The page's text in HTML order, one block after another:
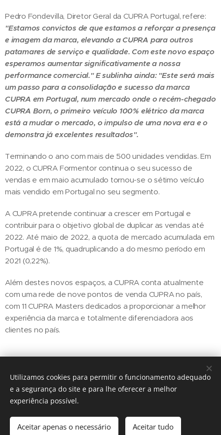
Pedro Fondevilla, Diretor Geral da CUPRA Portugal, refere:
"Estamos convictos de que estamos a reforçar a presença
e imagem da marca, elevando a CUPRA para outros
patamares de serviço e qualidade. Com este novo espaço
esperamos aumentar significativamente a nossa
performance comercial." E sublinha ainda: "Este será mais
um passo para a consolidação e sucesso da marca
CUPRA em Portugal, num mercado onde o recém-chegado
CUPRA Born, o primeiro veículo 100% elétrico da marca
está a mudar o mercado, o impulso de uma nova era e o
demonstra já excelentes resultados".
Terminando o ano com mais de 500 unidades vendidas. Em
2022, o CUPRA Formentor continua o seu sucesso de
vendas e em maio acumulado tornou-se o sétimo veículo
mais vendido em Portugal no seu segmento.
A CUPRA pretende continuar a crescer em Portugal e
contribuir para o objetivo global de duplicar as vendas até
2022. Até maio de 2022, a quota de mercado acumulada em
Portugal é de 1%, quadruplicando a do mesmo período em
2021 (0,22%).
Além destes novos espaços, a CUPRA conta atualmente
com uma rede de nove pontos de venda CUPRA no país,
com 11 CUPRA Masters dedicados a proporcionar a melhor
experiência da marca e totalmente diferenciadora aos
clientes no país.
Share
Utilizamos cookies para permitir o funcionamento adequado
e a segurança do site e para lhe oferecer a melhor
experiência possível.
Aceitar apenas o necessário Aceitar tudo